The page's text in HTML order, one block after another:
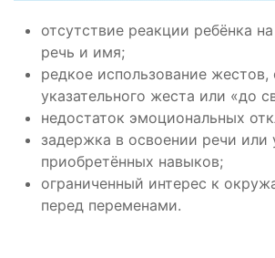
отсутствие реакции ребёнка
речь и имя;
редкое использование жестов,
указательного жеста или «до
недостаток эмоциональных
задержка в освоении речи или
приобретённых навыков;
ограниченный интерес к
перед переменами.